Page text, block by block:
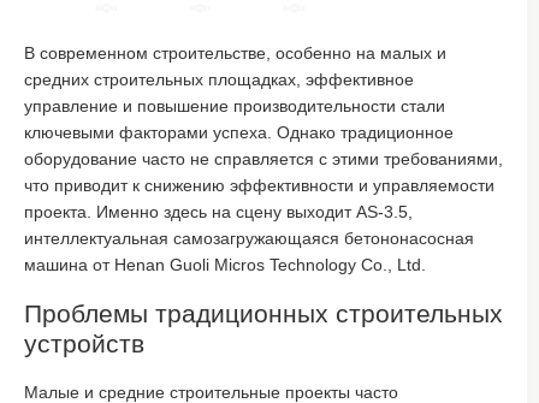
В современном строительстве, особенно на малых и
средних строительных площадках, эффективное
управление и повышение производительности стали
ключевыми факторами успеха. Однако традиционное
оборудование часто не справляется с этими требованиями,
что приводит к снижению эффективности и управляемости
проекта. Именно здесь на сцену выходит AS-3.5,
интеллектуальная самозагружающаяся бетононасосная
машина от Henan Guoli Micros Technology Co., Ltd.
Проблемы традиционных строительных
устройств
Малые и средние строительные проекты часто